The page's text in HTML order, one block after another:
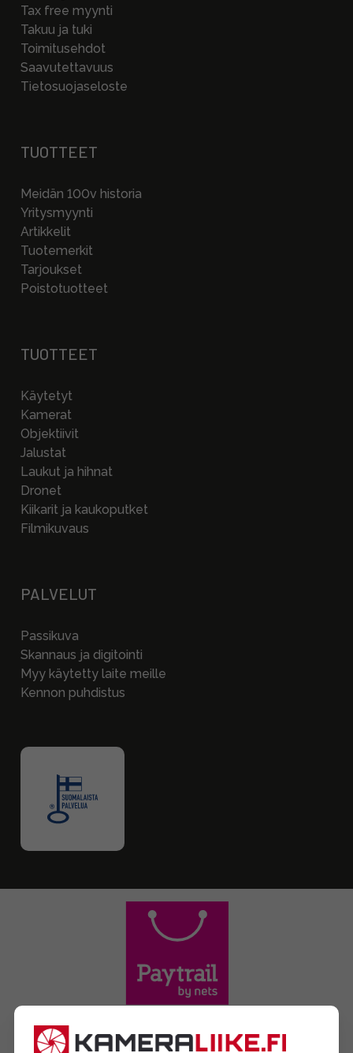
Tax free myynti
Takuu ja tuki
Toimitusehdot
Saavutettavuus
Tietosuojaseloste
TUOTTEET
Meidän 100v historia
Yritysmyynti
Artikkelit
Tuotemerkit
Tarjoukset
Poistotuotteet
TUOTTEET
Käytetyt
Kamerat
Objektiivit
Jalustat
Laukut ja hihnat
Dronet
Kiikarit ja kaukoputket
Filmikuvaus
PALVELUT
Passikuva
Skannaus ja digitointi
Myy käytetty laite meille
Kennon puhdistus